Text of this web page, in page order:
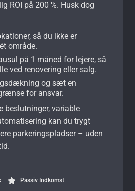
ROI på 200 %. Husk dog
så du ikke er
område.
på 1 måned for lejere, så
ved renovering eller salg.
og sæt en
for ansvar.
beslutninger, variable
kan du trygt
parkeringspladser – uden
Passiv Indkomst